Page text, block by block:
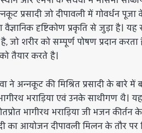
प्रसादी जो दीपावली में गोवर्धन
दृष्टिकोण प्रकृति से जुड़ा है।
जो शरीर को सम्पूर्ण पोषण प्रदान
तैयार करते है।
ने अन्नकूट की मिश्रित प्रसादी के बारे
भराड़िया एवं उनके साथीगण थै।
भागीरथ भराड़िया जी भजन कीर्तन
का आयोजन दीपावली मिलन के तौर